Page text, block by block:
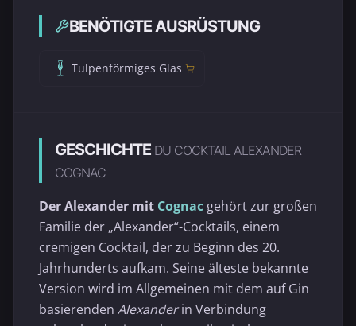
BENÖTIGTE AUSRÜSTUNG
Tulpenförmiges Glas
GESCHICHTE DU COCKTAIL ALEXANDER
COGNAC
Der Alexander mit Cognac gehört zur großen
Familie der „Alexander“-Cocktails, einem
cremigen Cocktail, der zu Beginn des 20.
Jahrhunderts aufkam. Seine älteste bekannte
Version wird im Allgemeinen mit dem auf Gin
basierenden Alexanderin Verbindung